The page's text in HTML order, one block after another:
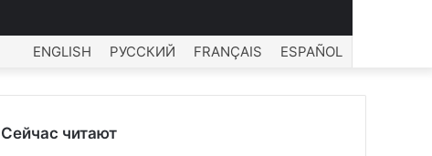
ENGLISH РУССКИЙ FRANÇAIS ESPAÑOL
Сейчас читают